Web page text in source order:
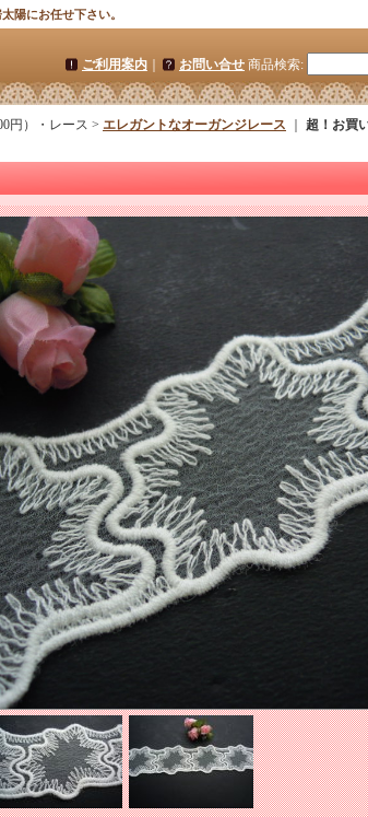
陽にお任せ下さい。
ご利用案内 お問い合せ 商品検索:
円）・レース > エレガントなオーガンジレース
超！お買